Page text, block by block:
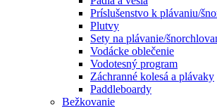
Príslušenstvo k plávaniu/
Plutvy
Sety na plávanie/
Vodácke oblečenie
Vodotesný program
Záchranné kolesá a plávaky
Paddleboardy
Bežkovanie